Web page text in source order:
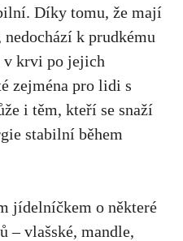
Díky ⁢tomu, že⁤ mají
k prudkému
v krvi po jejich
zejména ‍pro lidi ‌s
​i těm,​ kteří se snaží
stabilní během⁢
⁢jídelníčkem ​o některé
‌– vlašské, mandle,